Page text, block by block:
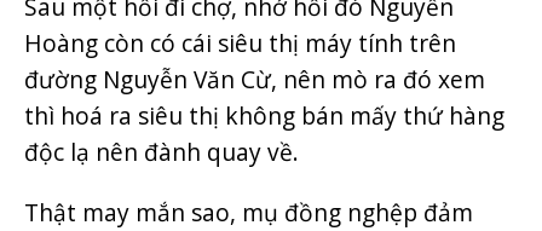
Sau một hồi đi chợ, nhớ hồi đó Nguyễn
Hoàng còn có cái siêu thị máy tính trên
đường Nguyễn Văn Cừ, nên mò ra đó xem
thì hoá ra siêu thị không bán mấy thứ hàng
độc lạ nên đành quay về.
Thật may mắn sao, mụ đồng nghệp đảm